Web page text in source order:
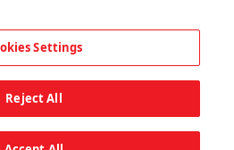
Settings
Reject All